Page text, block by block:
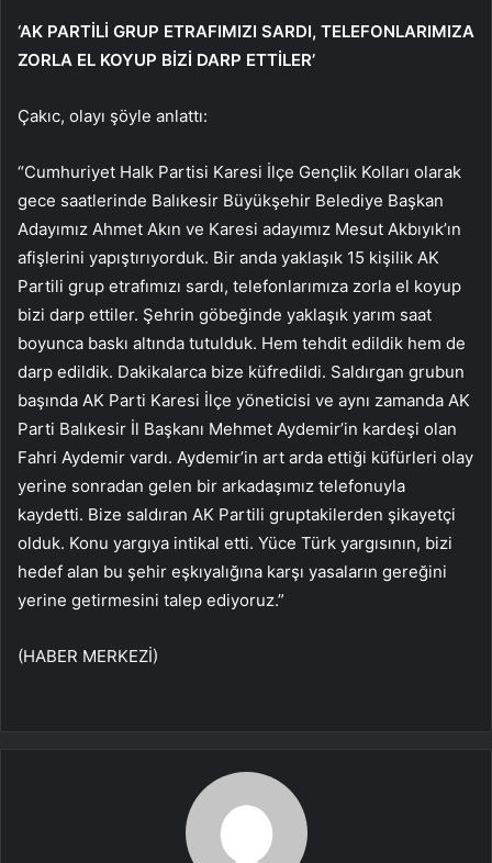
‘AK PARTİLİ GRUP ETRAFIMIZI SARDI, TELEFONLARIMIZA
ZORLA EL KOYUP BİZİ DARP ETTİLER’
Çakıc, olayı şöyle anlattı:
“Cumhuriyet Halk Partisi Karesi İlçe Gençlik Kolları olarak
gece saatlerinde Balıkesir Büyükşehir Belediye Başkan
Adayımız Ahmet Akın ve Karesi adayımız Mesut Akbıyık’ın
afişlerini yapıştırıyorduk. Bir anda yaklaşık 15 kişilik AK
Partili grup etrafımızı sardı, telefonlarımıza zorla el koyup
bizi darp ettiler. Şehrin göbeğinde yaklaşık yarım saat
boyunca baskı altında tutulduk. Hem tehdit edildik hem de
darp edildik. Dakikalarca bize küfredildi. Saldırgan grubun
başında AK Parti Karesi İlçe yöneticisi ve aynı zamanda AK
Parti Balıkesir İl Başkanı Mehmet Aydemir’in kardeşi olan
Fahri Aydemir vardı. Aydemir’in art arda ettiği küfürleri olay
yerine sonradan gelen bir arkadaşımız telefonuyla
kaydetti. Bize saldıran AK Partili gruptakilerden şikayetçi
olduk. Konu yargıya intikal etti. Yüce Türk yargısının, bizi
hedef alan bu şehir eşkıyalığına karşı yasaların gereğini
yerine getirmesini talep ediyoruz.”
(HABER MERKEZİ)